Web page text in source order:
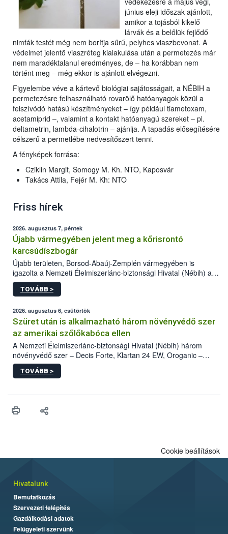
június eleji időszak ajánlott,
amikor a tojásból kikelő
lárvák és a belőlük fejlődő
nimfák testét még nem borítja sűrű, pelyhes viaszbevonat. A
védelmet jelentő viaszréteg kialakulása után a permetezés már
nem maradéktalanul eredményes, de – ha korábban nem
történt meg – még ekkor is ajánlott elvégezni.
Figyelembe véve a kártevő biológiai sajátosságait, a NÉBIH a
permetezésre felhasználható rovarölő hatóanyagok közül a
felszívódó hatású készítményeket – így például tiametoxam,
acetamiprid –, valamint a kontakt hatóanyagú szereket – pl.
deltametrin, lambda-cihalotrin – ajánlja. A tapadás elősegítésére
célszerű a permetlébe nedvesítőszert tenni.
A fényképek forrása:
Cziklin Margit, Somogy M. Kh. NTO, Kaposvár
Takács Attila, Fejér M. Kh: NTO
Friss hírek
2026. augusztus 7, péntek
Újabb vármegyében jelent meg a kőrisrontó
karcsúdíszbogár
Újabb területen, Borsod-Abaúj-Zemplén vármegyében is
igazolta a Nemzeti Élelmiszerlánc-biztonsági Hivatal (Nébih) a
kőrisrontó karcsúdíszbogár (Agrilus planipennis) jelenlétét. A
kártevőt nem csak színcsapdában találták meg, de már fertőzött
az intenzív felderítést, emellett az intézkedéseket a szlovák
hatósággal is összehangolják a terjedés megállítása érdekében.
TOVÁBB >
2026. augusztus 6, csütörtök
Szüret után is alkalmazható három növényvédő szer
az amerikai szőlőkabóca ellen
A Nemzeti Élelmiszerlánc-biztonsági Hivatal (Nébih) három
növényvédő szer – Decis Forte, Klartan 24 EW, Oroganic –
engedélyokiratát módosította, így azok a szüretet követően,
egészen a vesszőérettség (BBCH 91) stádiumáig
érésű szőlőkben is legyen lehetőség a károsító elleni további
felhasználók számára is elérhető és ökológiai termesztésben is
TOVÁBB >
Cookie beállítások
Hivatalunk
Bemutatkozás
Szervezeti felépítés
Gazdálkodási adatok
Felügyeleti szervünk